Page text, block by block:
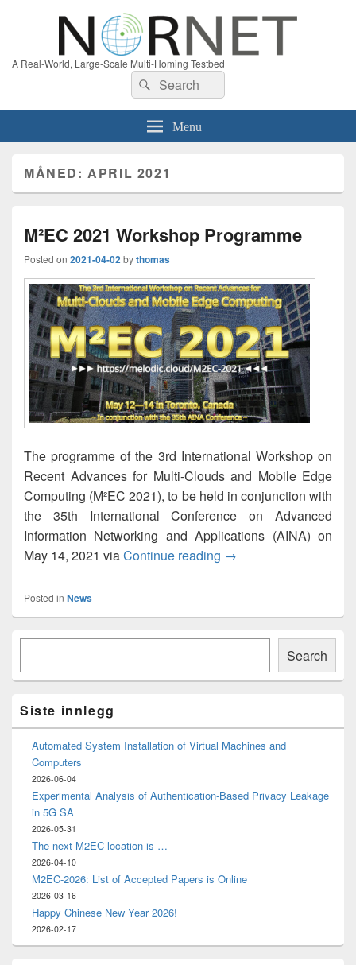
A Real-World, Large-Scale Multi-Homing Testbed
Search
for:
Search
Menu
MÅNED:APRIL 2021
M²EC 2021 Workshop Programme
Posted on 2021-04-02bythomas
The programme of the 3rd International Workshop on
Recent Advances for Multi-Clouds and Mobile Edge
Computing (M²EC 2021), to be held in conjunction with
the 35th International Conference on Advanced
Information Networking and Applications (AINA) on
May 14, 2021 viaContinue reading M²EC 2021 Workshop
→
Posted in News
Primary
Area
Search
Siste innlegg
Automated System Installation of Virtual Machines and
Computers
2026-06-04
Experimental Analysis of Authentication-Based Privacy Leakage
in 5G SA
2026-05-31
The next M2EC location is …
2026-04-10
M2EC-2026: List of Accepted Papers is Online
2026-03-16
Happy Chinese New Year 2026!
2026-02-17